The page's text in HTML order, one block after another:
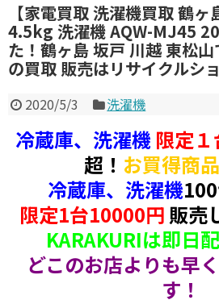
【家電買取 洗濯機買取 鶴
4.5kg 洗濯機 AQW-MJ45
た！鶴ヶ島 坂戸 川越 東松
の買取 販売はリサイクルシ
2020/5/3 洗濯機
冷蔵庫、洗濯機 限定
超！ お買得商
冷蔵庫、洗濯機
限定1台10000円 販売
KARAKURIは即日
どこのお店よりも早
す！